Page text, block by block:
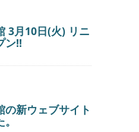
3月10日(火) リニ
ン!!
の新ウェブサイト